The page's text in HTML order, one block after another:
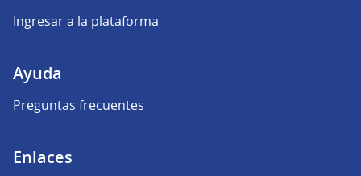
Ingresar a la plataforma
Ayuda
Preguntas frecuentes
Enlaces